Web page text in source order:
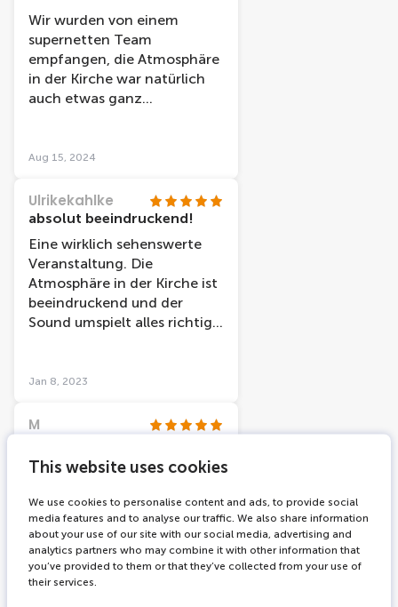
This website uses cookies
We use cookies to personalise content and ads, to provide social
media features and to analyse our traffic. We also share information
about your use of our site with our social media, advertising and
analytics partners who may combine it with other information that
you’ve provided to them or that they’ve collected from your use of
their services.
wir jedem empfehlen
können!
Wir wurden von einem
supernetten Team
empfangen, die Atmosphäre
in der Kirche war natürlich
auch etwas ganz
immer wieder gab es
Geschichte Van Goghs aus
seinen Briefen zu erfahren
war wirklich spannend, man
sollte auf jeden Fall recht
gut englisch verstehen
können, um den Texten zu
folgen. Wir waren auf jeden
Fall begeistert und haben
frühzeitig in die Schlange zu
gemütlichen Sitzsäcke zu
Aug 15, 2024
Ulrikekahlke
absolut beeindruckend!
Eine wirklich sehenswerte
Veranstaltung. Die
Atmosphäre in der Kirche ist
beeindruckend und der
Sound umspielt alles richtig
Jan 8, 2023
M
setting is prachtig (maar wel
immersive experience is heel
mooi weergegeven. Vanaf
de achterste bank hadden
we goed zicht en konden
ruim om ons heenkijken.